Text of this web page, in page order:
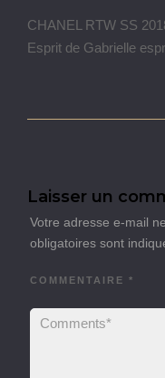
CHANEL RTW SS
Esprit de Gabrielle
Laisser un
Votre adresse e-mail
obligatoires sont
COMMENTAIRE *